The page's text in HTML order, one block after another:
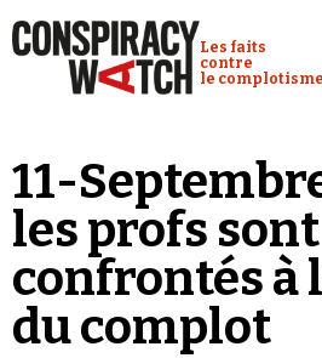
Conspiracy
Les faits
contre
le complotisme
Analyses
Conspipédia
Vidéos
Émissions
11-
les profs sont
confrontés à
du complot